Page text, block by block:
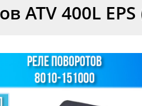
ATV 400L EPS